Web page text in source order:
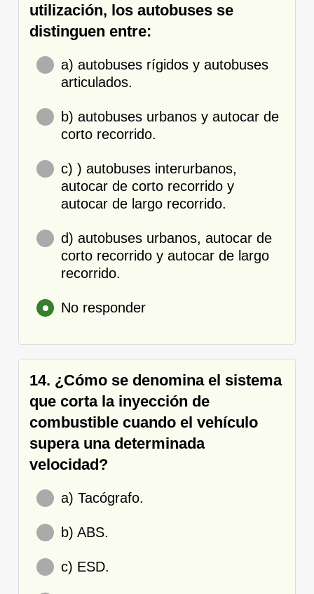
utilización, los autobuses se
distinguen entre:
a) autobuses rígidos y autobuses
articulados.
b) autobuses urbanos y autocar de
corto recorrido.
c) ) autobuses interurbanos,
autocar de corto recorrido y
autocar de largo recorrido.
d) autobuses urbanos, autocar de
corto recorrido y autocar de largo
recorrido.
No responder
14. ¿Cómo se denomina el sistema
que corta la inyección de
combustible cuando el vehículo
supera una determinada
velocidad?
a) Tacógrafo.
b) ABS.
c) ESD.